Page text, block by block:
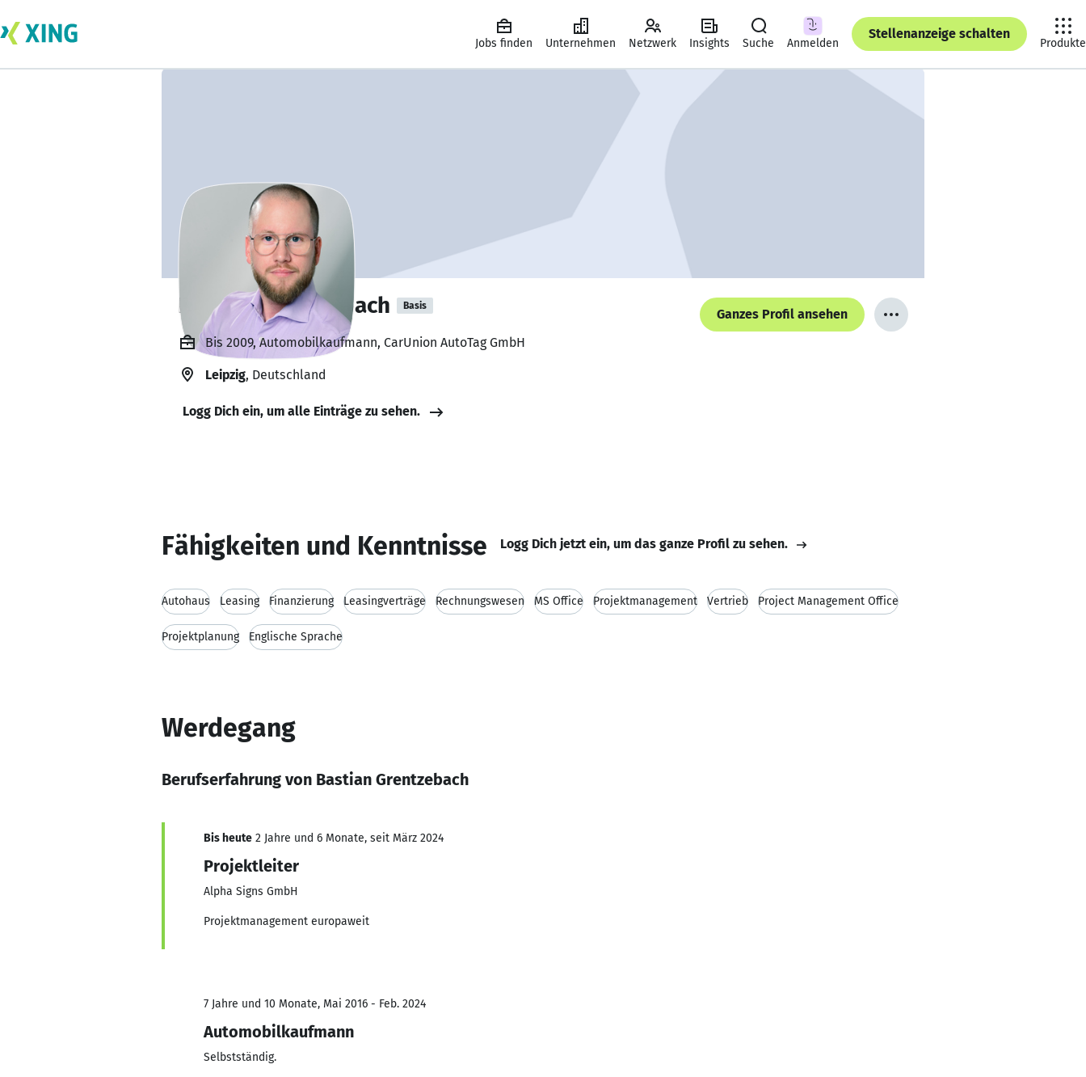
Jobs finden Unternehmen Netzwerk Insights Suche Anmelden
Stellenanzeige schalten
Produkte
Bastian Grentzebach Basis
Ganzes Profil ansehen
Bis 2009, Automobilkaufmann, CarUnion AutoTag GmbH
Leipzig, Deutschland
Logg Dich ein, um alle Einträge zu sehen.
Fähigkeiten und Kenntnisse Logg Dich jetzt ein, um das ganze Profil zu sehen.
Autohaus Leasing Finanzierung Leasingverträge Rechnungswesen MS Office Projektmanagement Vertrieb Project Management Office
Projektplanung Englische Sprache
Werdegang
Berufserfahrung von Bastian Grentzebach
Bis heute 2 Jahre und 6 Monate, seit März 2024
Projektleiter
Alpha Signs GmbH
Projektmanagement europaweit
7 Jahre und 10 Monate, Mai 2016 - Feb. 2024
Automobilkaufmann
Selbstständig.